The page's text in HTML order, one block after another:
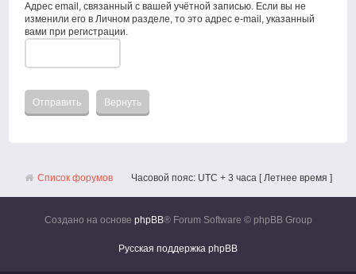
Адрес email, связанный с вашей учётной записью. Если вы не
изменили его в Личном разделе, то это адрес e-mail, указанный
вами при регистрации.
Список форумов Часовой пояс: UTC + 3 часа [ Летнее время ]
Создано на основе phpBB® Forum Software © phpBB Group
Русская поддержка phpBB